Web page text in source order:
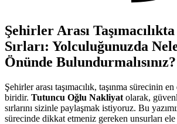
Şehirler Arası
Sırları: Yolculuğunuzda
Önünde Bulundurmalısınız?
Şehirler arası taşımacılık, taşınma sürecinin
biridir. Tutuncu Oğlu Nakliyat olarak,
sırlarını sizinle paylaşmak istiyoruz. Bu
sürecinde dikkat etmeniz gereken unsurları ele